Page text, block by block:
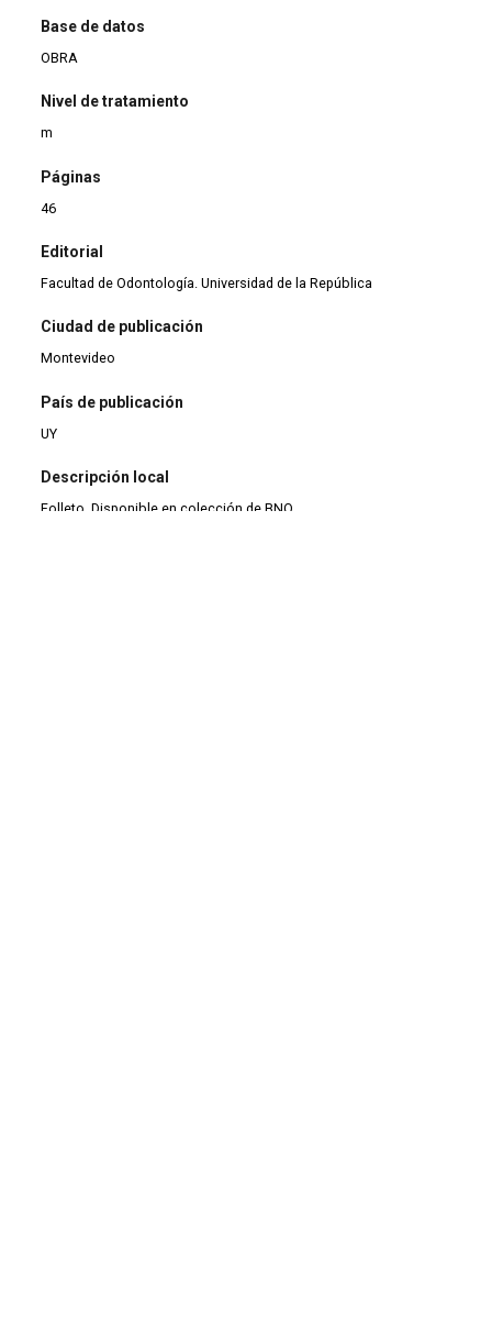
Base de datos
OBRA
Nivel de tratamiento
m
Páginas
46
Editorial
Facultad de Odontología. Universidad de la República
Ciudad de publicación
Montevideo
País de publicación
UY
Descripción local
Folleto. Disponible en colección de BNO.